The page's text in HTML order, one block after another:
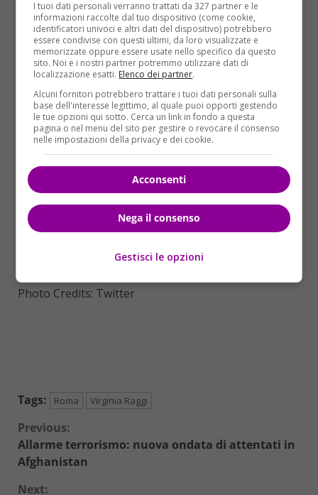
Casaleggio e del Movimento 5 Stelle. “Oggi hanno
vinto i cittadini di Roma“, ha aggiunto il sindaco eletto,
voglio ringraziare tutti i romani che mi hanno affidato
questo compito importante che porterò avanti per 5
anni“.Ecco il discorso completo
Photo Credits: Twitter
Tags: Roma Virginia Raggi
Continue
Reading
Previous:
Allarme terrorismo: nuova ondata di attentati in
Afghanistan
Next:
I tuoi dati personali verranno trattati da 327 partner e le
informazioni raccolte dal tuo dispositivo (come cookie,
identificatori univoci e altri dati del dispositivo) potrebbero
essere condivise con questi ultimi, da loro visualizzate e
memorizzate oppure essere usate nello specifico da questo
sito. Noi e i nostri partner potremmo utilizzare dati di
localizzazione esatti. Elenco dei partner.
Alcuni fornitori potrebbero trattare i tuoi dati personali sulla
base dell'interesse legittimo, al quale puoi opporti gestendo
le tue opzioni qui sotto. Cerca un link in fondo a questa
pagina o nel menu del sito per gestire o revocare il consenso
nelle impostazioni della privacy e dei cookie.
Acconsenti
Nega il consenso
Gestisci le opzioni